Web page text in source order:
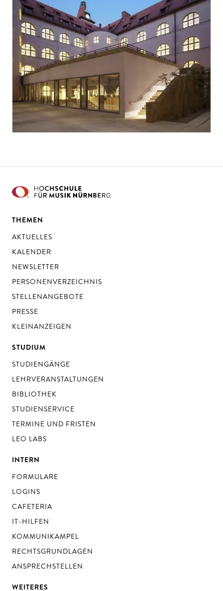
THEMEN
AKTUELLES
KALENDER
NEWSLETTER
PERSONENVERZEICHNIS
STELLENANGEBOTE
PRESSE
KLEINANZEIGEN
STUDIUM
STUDIENGÄNGE
LEHRVERANSTALTUNGEN
BIBLIOTHEK
STUDIENSERVICE
TERMINE UND FRISTEN
LEO LABS
INTERN
FORMULARE
LOGINS
CAFETERIA
IT-HILFEN
KOMMUNIKAMPEL
RECHTSGRUNDLAGEN
ANSPRECHSTELLEN
WEITERES